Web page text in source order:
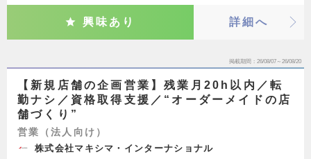
興味あり 詳細へ
掲載期間 26/08/07～26/08/20
【新規店舗の企画営業】残業月20h以内／転
勤ナシ／資格取得支援／“オーダーメイドの店
舗づくり”
営業（法人向け）
株式会社マキシマ・インターナショナル